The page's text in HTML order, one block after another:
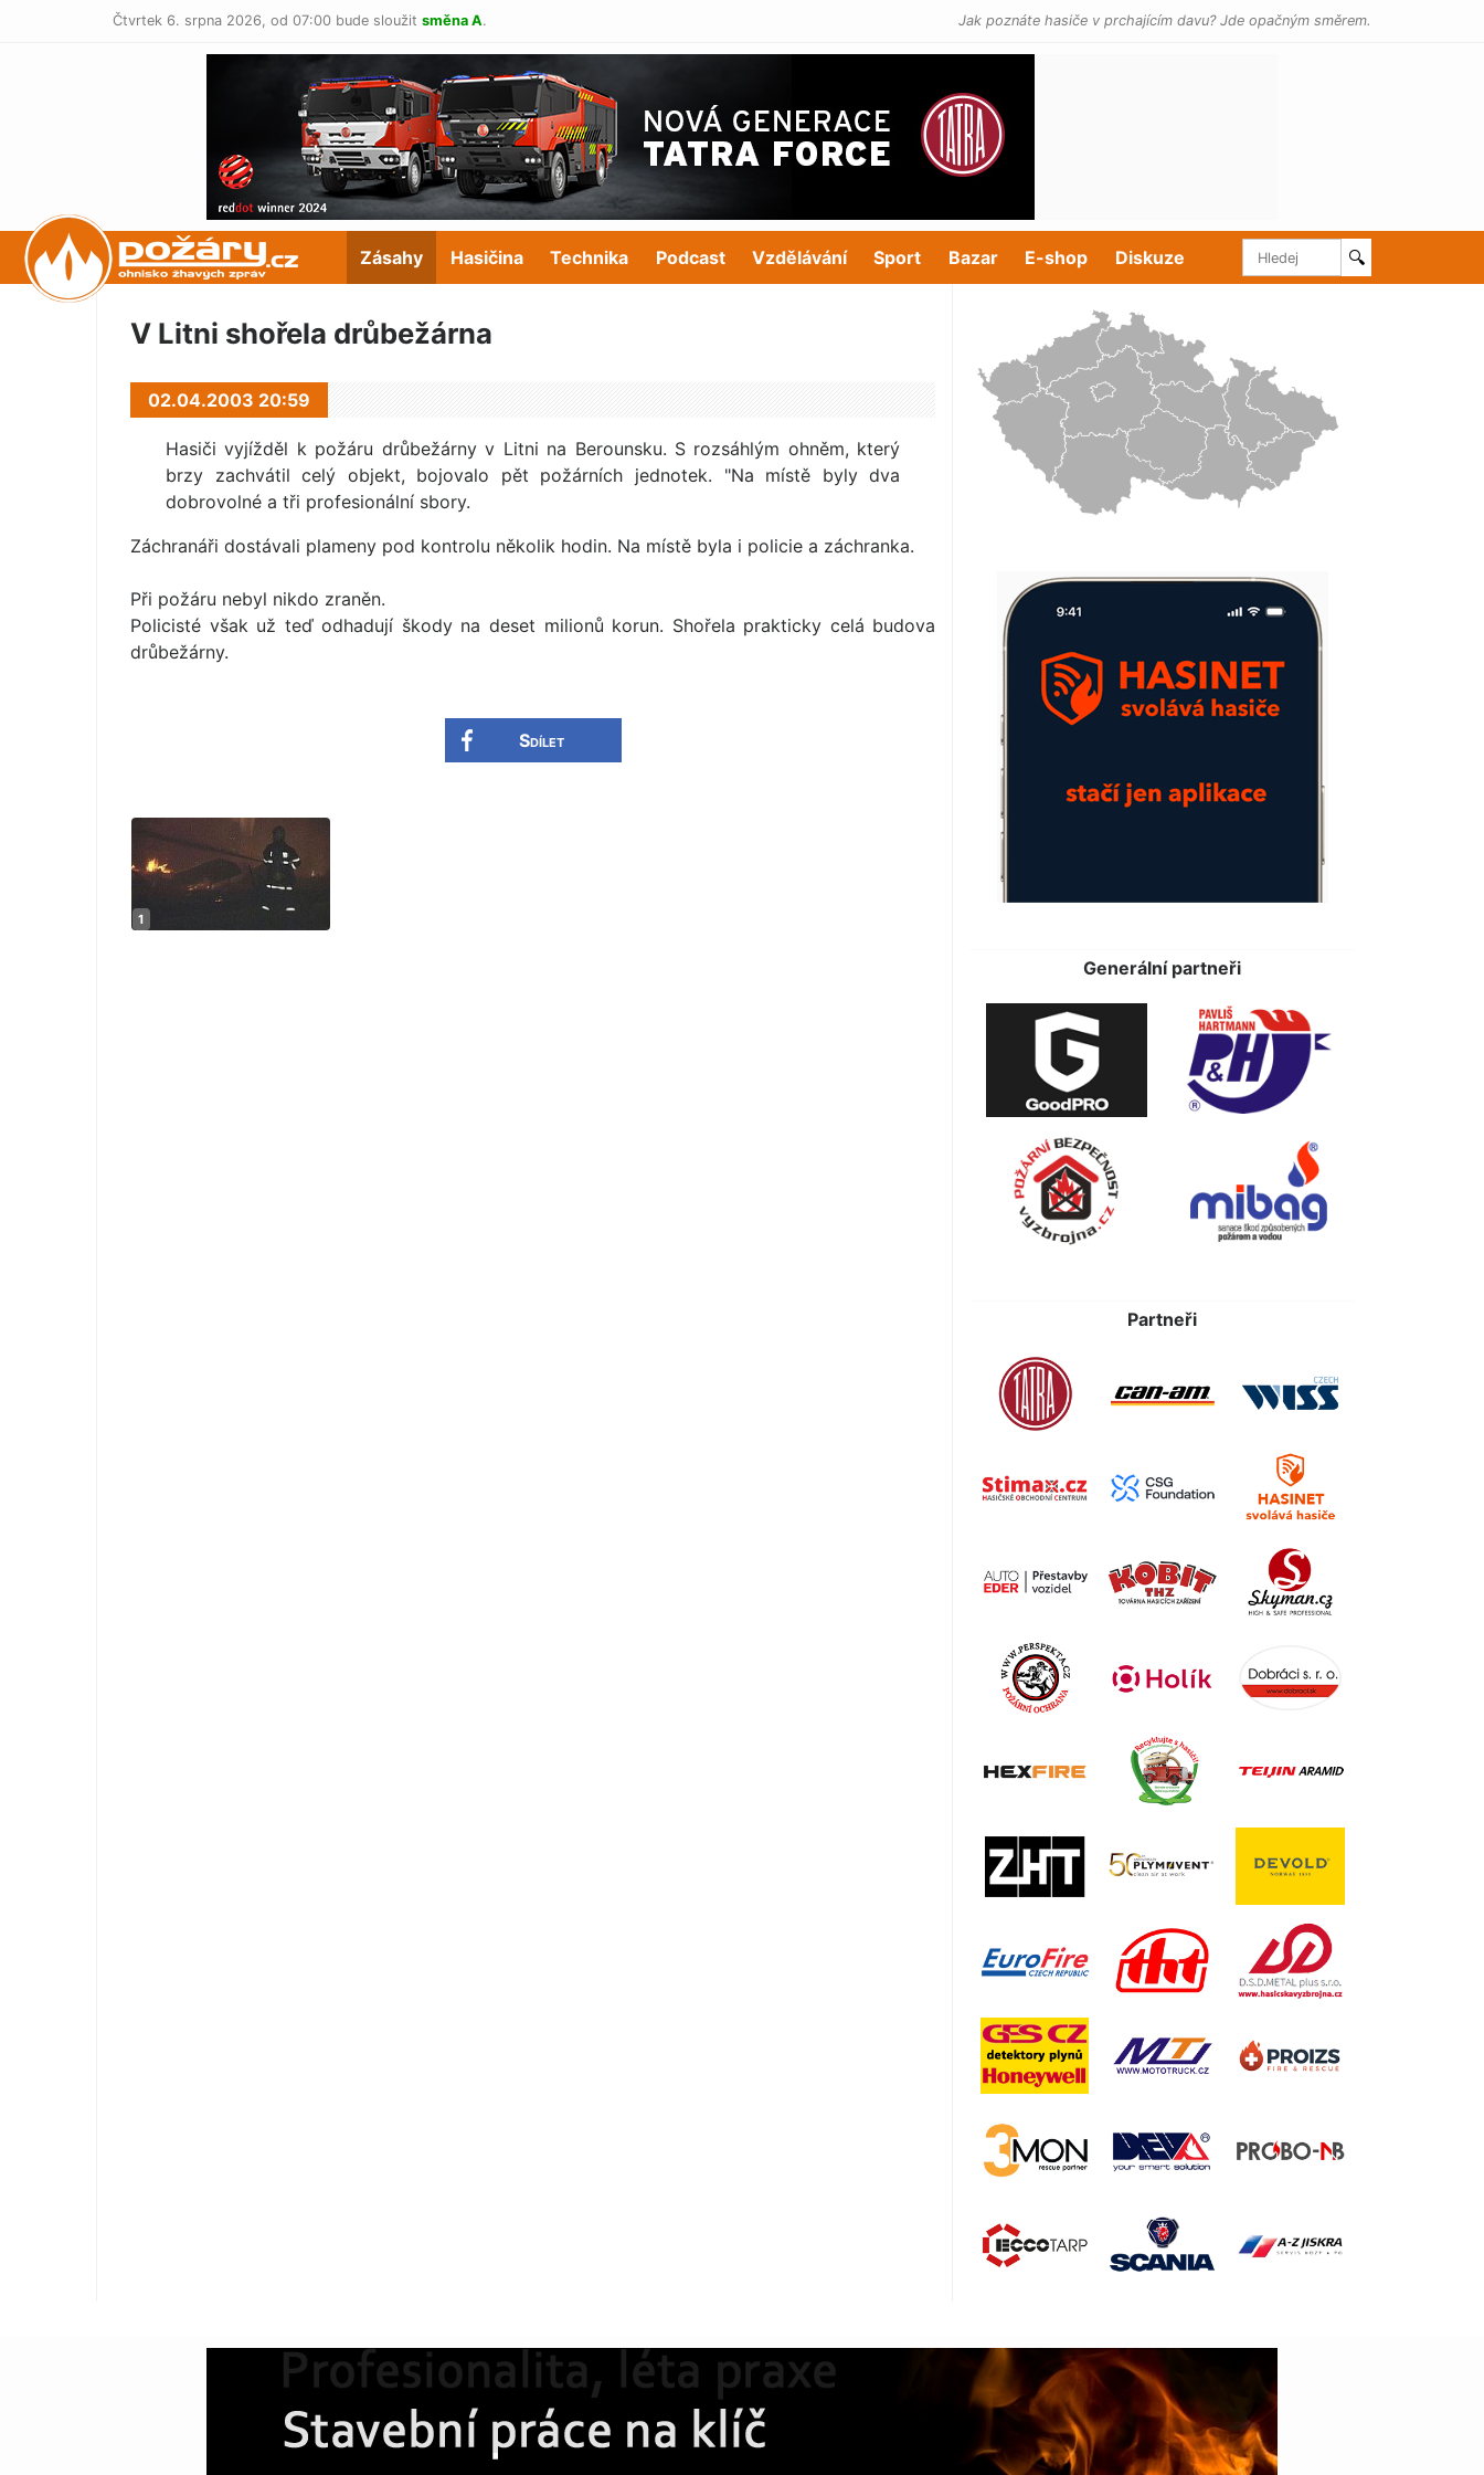
Čtvrtek 6. srpna 2026, od 07:00 bude sloužit směna A. Jak poznáte hasiče v prchajícím davu? Jde opačným směrem.
POŽÁRY.cz Zásahy Hasičina Technika Podcast Vzdělávání Sport Bazar E-shop Diskuze 🔍
V Litni shořela drůbežárna
02.04.2003 20:59
Hasiči vyjížděl k požáru drůbežárny v Litni na Berounsku. S rozsáhlým ohněm, který
brzy zachvátil celý objekt, bojovalo pět požárních jednotek. "Na místě byly dva
dobrovolné a tři profesionální sbo­ry.
Záchranáři dostávali plameny pod kontrolu několik hodin. Na místě byla i policie a záchranka.
Při požáru nebyl nikdo zraněn.
Policisté však už teď odhadují škody na deset milionů korun. Shořela prakticky celá budova
drůbežárny.
Sdílet
Generální partneři
Partneři